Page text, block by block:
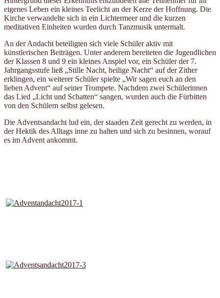
eigenes Leben ein kleines Teelicht an der Kerze der Hoffnung. Die
Kirche verwandelte sich in ein Lichtermeer und die kurzen
meditativen Einheiten wurden durch Tanzmusik untermalt.
An der Andacht beteiligten sich viele Schüler aktiv mit
künstlerischen Beiträgen. Unter anderem bereiteten die Jugendlichen
der Klassen 8 und 9 ein kleines Anspiel vor, ein Schüler der 7.
Jahrgangsstufe ließ „Stille Nacht, heilige Nacht“ auf der Zither
erklingen, ein weiterer Schüler spielte „Wir sagen euch an den
lieben Advent“ auf seiner Trompete. Nachdem zwei Schülerinnen
das Lied „Licht und Schatten“ sangen, wurden auch die Fürbitten
von den Schülern selbst gelesen.
Die Adventsandacht lud ein, der staaden Zeit gerecht zu werden, in
der Hektik des Alltags inne zu halten und sich zu besinnen, worauf
es im Advent ankommt.